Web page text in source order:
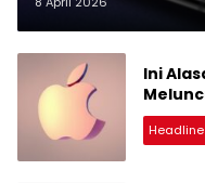
Ini
Headline